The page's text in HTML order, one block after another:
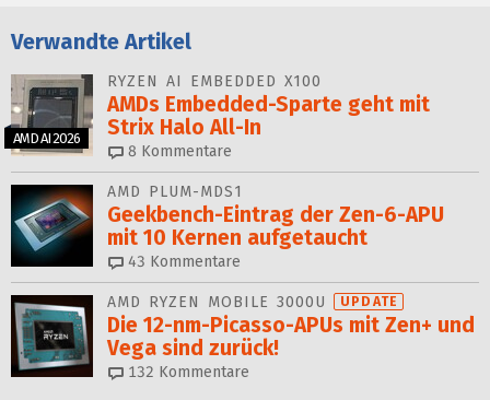
Verwandte Artikel
AMD AI 2026
RYZEN AI EMBEDDED X100
AMDs Embedded-Sparte geht mit
Strix Halo All‑In
8 Kommentare
AMD PLUM-MDS1
Geekbench-Eintrag der Zen-6-APU
mit 10 Kernen aufgetaucht
43 Kommentare
AMD RYZEN MOBILE 3000U UPDATE
Die 12-nm-Picasso-APUs mit Zen+ und
Vega sind zurück!
132 Kommentare